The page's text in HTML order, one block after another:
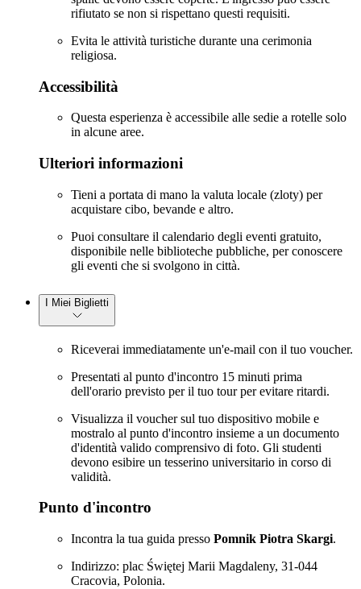
rifiutato se non si rispettano questi requisiti.
Evita le attività turistiche durante una cerimonia
religiosa.
Accessibilità
Questa esperienza è accessibile alle sedie a rotelle solo
in alcune aree.
Ulteriori informazioni
Tieni a portata di mano la valuta locale (zloty) per
acquistare cibo, bevande e altro.
Puoi consultare il calendario degli eventi gratuito,
disponibile nelle biblioteche pubbliche, per conoscere
gli eventi che si svolgono in città.
I Miei Biglietti
Riceverai immediatamente un'e-mail con il tuo voucher.
Presentati al punto d'incontro 15 minuti prima
dell'orario previsto per il tuo tour per evitare ritardi.
Visualizza il voucher sul tuo dispositivo mobile e
mostralo al punto d'incontro insieme a un documento
d'identità valido comprensivo di foto. Gli studenti
devono esibire un tesserino universitario in corso di
validità.
Punto d'incontro
Incontra la tua guida presso Pomnik Piotra Skargi.
Indirizzo: plac Świętej Marii Magdaleny, 31-044
Cracovia, Polonia.